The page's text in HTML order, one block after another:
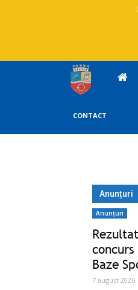
Primăria
CONTACT
Anunțuri
Anunțuri
Baze
7 august 2026